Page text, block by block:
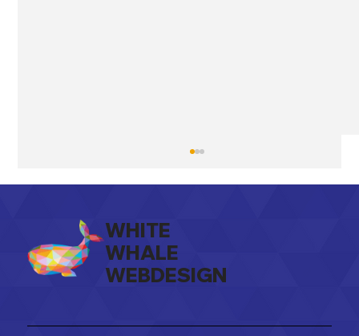
Case Study: Masters of Madness
WHITE
WHALE
WEBDESIGN